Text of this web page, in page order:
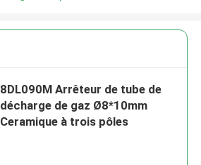
8DL090M Arrêteur de tube de
décharge de gaz Ø8*10mm
Ceramique à trois pôles